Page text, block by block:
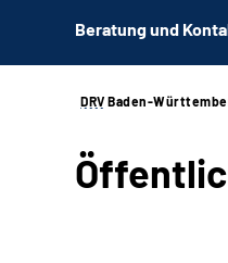
Beratung und
DRV Baden-